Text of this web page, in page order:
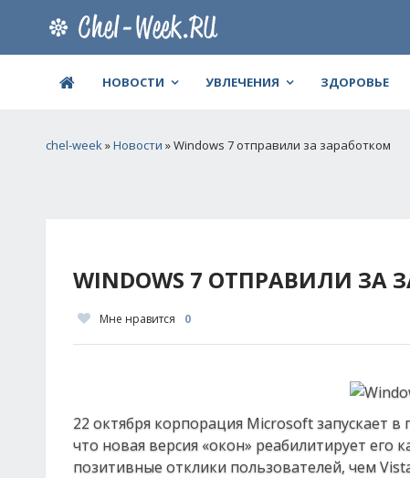
НОВОСТИ УВЛЕЧЕНИЯ ЗДОРОВЬЕ
chel-week»Новости » Windows 7 отправили за заработком
WINDOWS 7 ОТПРАВИЛИ ЗА
Мне нравится 0
22 октября корпорация Microsoft запускает
что новая версия «окон» реабилитирует его
позитивные отклики пользователей, чем